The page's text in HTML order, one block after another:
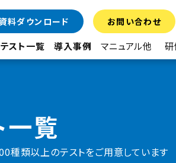
テスト一覧 導入事例 マニュアル他 研
料ダウンロード お問い合わせ
一覧
種類以上のテストをご用意しています